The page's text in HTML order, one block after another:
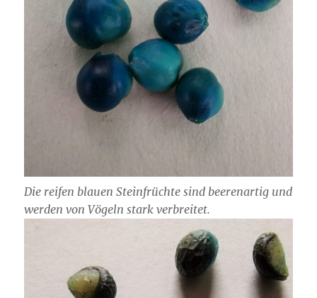
Die reifen blauen Steinfrüchte sind beerenartig und
werden von Vögeln stark verbreitet.